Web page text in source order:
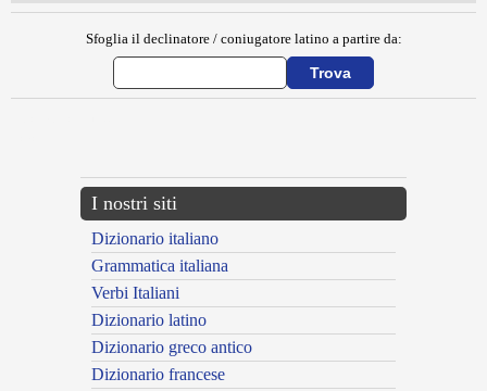
Sfoglia il declinatore / coniugatore latino a partire da:
I nostri siti
Dizionario italiano
Grammatica italiana
Verbi Italiani
Dizionario latino
Dizionario greco antico
Dizionario francese